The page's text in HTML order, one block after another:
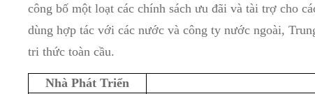
công bố một loạt các chính sách ưu đãi và tài trợ cho
dùng hợp tác với các nước và công ty nước ngoài,
tri thức toàn cầu.
Nhà Phát Triển